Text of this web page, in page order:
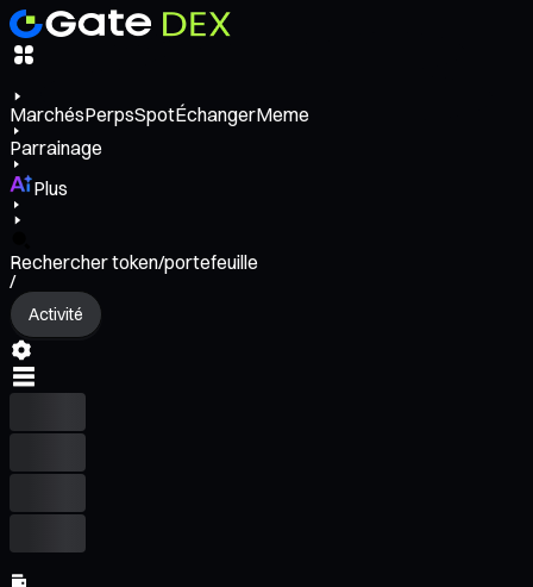
MarchésPerpsSpotÉchangerMeme
Parrainage
Plus
Rechercher token/portefeuille
/
Activité